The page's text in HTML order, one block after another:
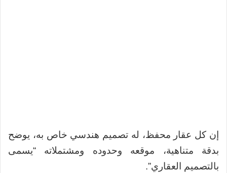
إن كل عقار محفظ، له تصميم هندسي خاص به، يوضح
بدقة متناهية، موقعه وحدوده ومشتملاته “يسمى
بالتصميم العقاري”.